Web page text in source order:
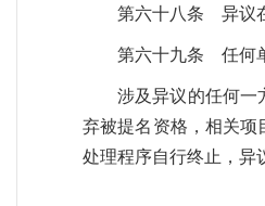
第六十八条 异议
第六十九条 任何
涉及异议的任何一
弃被提名资格，相关项
处理程序自行终止，异